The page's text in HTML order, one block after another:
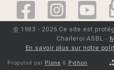
© 1983 - 2026 Ce site est
Charleroi ASBL -
En savoir plus sur notre
Propulsé par Plone & Python